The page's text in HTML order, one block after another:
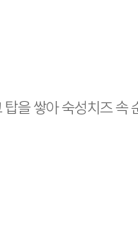
을 쌓아 숙성치즈 속